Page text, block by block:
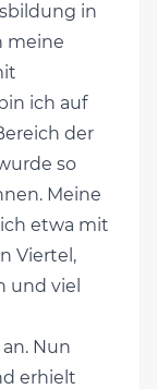
in
meine
ich auf
der
so
Meine
etwa mit
Viertel,
und viel
Nun
erhielt